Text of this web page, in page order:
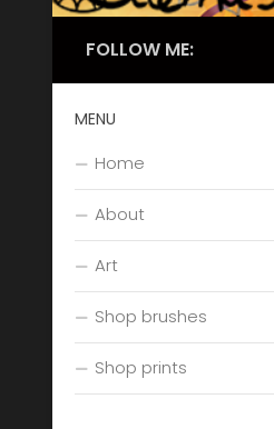
FOLLOW ME:
MENU
Home
About
Art
Shop brushes
Shop prints